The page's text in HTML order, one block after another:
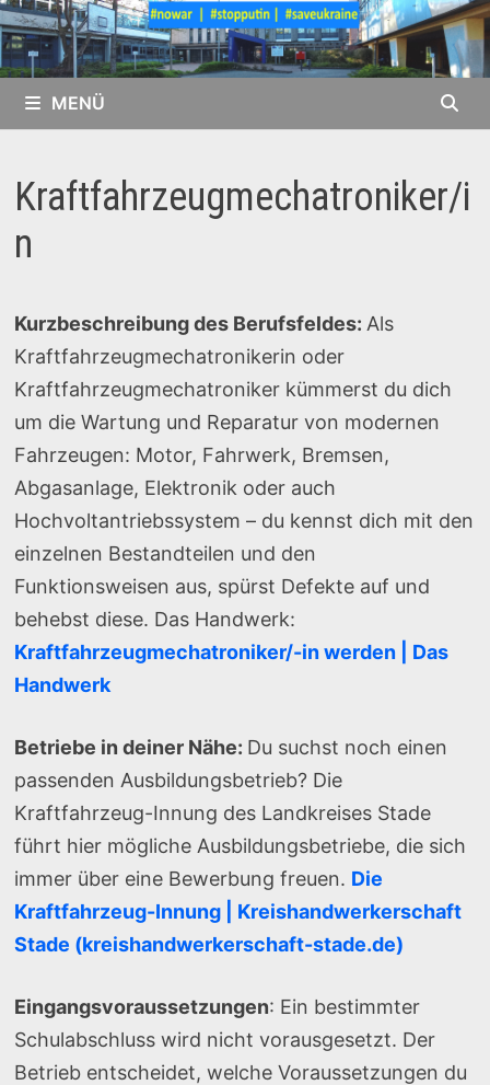
MENÜ
Kraftfahrzeugmechatroniker/i
n
Kurzbeschreibung des Berufsfeldes: Als
Kraftfahrzeugmechatronikerin oder
Kraftfahrzeugmechatroniker kümmerst du dich
um die Wartung und Reparatur von modernen
Fahrzeugen: Motor, Fahrwerk, Bremsen,
Abgasanlage, Elektronik oder auch
Hochvoltantriebssystem – du kennst dich mit den
einzelnen Bestandteilen und den
Funktionsweisen aus, spürst Defekte auf und
behebst diese. Das Handwerk:
Kraftfahrzeugmechatroniker/-in werden | Das
Handwerk
Betriebe in deiner Nähe: Du suchst noch einen
passenden Ausbildungsbetrieb? Die
Kraftfahrzeug-Innung des Landkreises Stade
führt hier mögliche Ausbildungsbetriebe, die sich
immer über eine Bewerbung freuen. Die
Kraftfahrzeug-Innung | Kreishandwerkerschaft
Stade (kreishandwerkerschaft-stade.de)
Eingangsvoraussetzungen: Ein bestimmter
Schulabschluss wird nicht vorausgesetzt. Der
Betrieb entscheidet, welche Voraussetzungen du